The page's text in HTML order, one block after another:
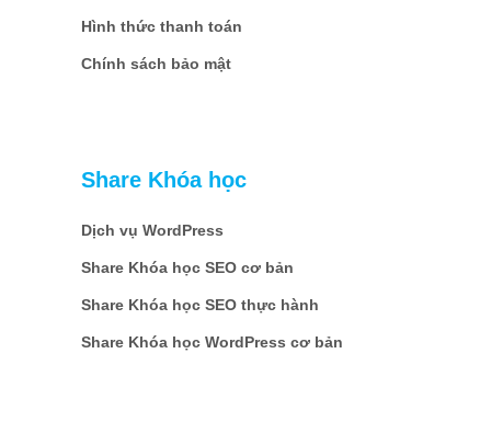
Hình thức thanh toán
Chính sách bảo mật
Share Khóa học
Dịch vụ WordPress
Share Khóa học SEO cơ bản
Share Khóa học SEO thực hành
Share Khóa học WordPress cơ bản